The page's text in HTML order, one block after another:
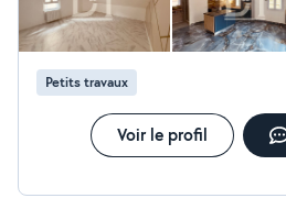
Petits travaux
Voir le profil